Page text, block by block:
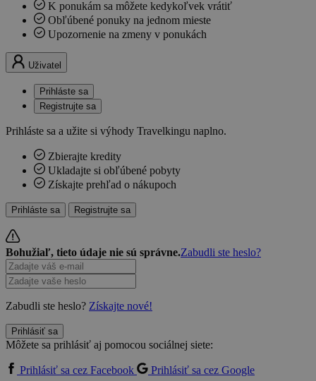
K ponukám sa môžete kedykoľvek vrátiť
Obľúbené ponuky na jednom mieste
Upozornenie na zmeny v ponukách
Uživatel
Prihláste sa
Registrujte sa
Prihláste sa a užite si výhody Travelkingu naplno.
Zbierajte kredity
Ukladajte si obľúbené pobyty
Získajte prehľad o nákupoch
Prihláste sa Registrujte sa
Bohužiaľ, tieto údaje nie sú správne.Zabudli ste heslo?
Zabudli ste heslo? Získajte nové!
Prihlásiť sa
Môžete sa prihlásiť aj pomocou sociálnej siete:
Prihlásiť sa cez Facebook
Prihlásiť sa cez Google